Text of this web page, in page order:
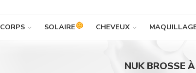
CORPS SOLAIRE CHEVEUX
NUK BROSSE